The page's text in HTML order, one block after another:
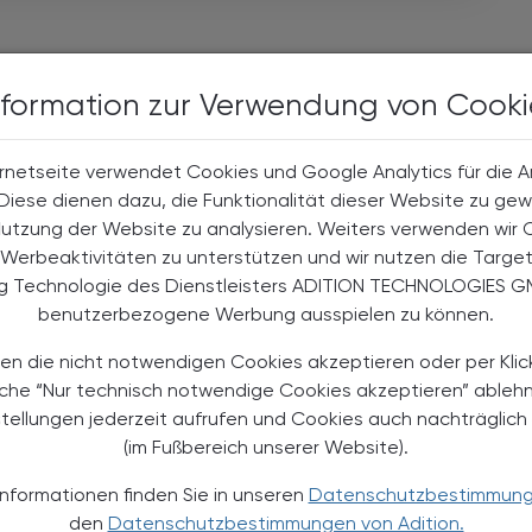
zur Verwendung von
verwendet Cookies und Google Analytics für die
dienen dazu, die Funktionalität dieser Website zu
der Website zu analysieren. Weiters verwenden wir
zu unterstützen und wir nutzen die
Technologie des Dienstleisters ADITION TECHNOLOGIES
benutzerbezogene Werbung ausspielen zu können.
die nicht notwendigen Cookies akzeptieren oder per
“Nur technisch notwendige Cookies akzeptieren”
jederzeit aufrufen und Cookies auch
(im Fußbereich unserer Website).
finden Sie in unseren
den Datenschutzbestimmungen von Adition.
06.05.2025
, 19.30 Uhr (Get-together
Beratungsleitfaden Lunge -
Asthma
online